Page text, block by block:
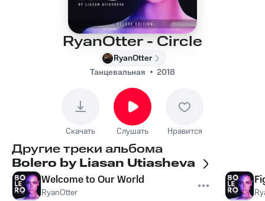
RyanOtter - Circle
RyanOtter
Танцевальная
2018
Скачать Слушать Нравится
Другие треки альбома
Bolero by Liasan Utiasheva
Welcome to Our World
RyanOtter